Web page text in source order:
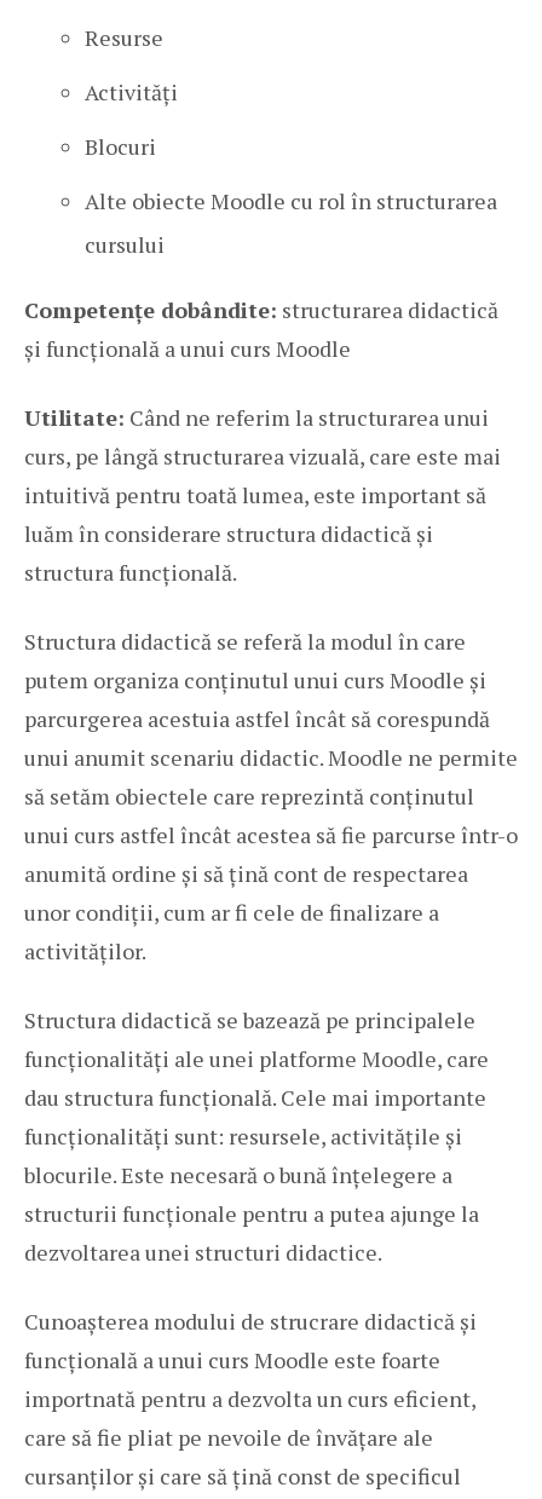
Resurse
Activități
Blocuri
Alte obiecte Moodle cu rol în structurarea
cursului
Competențe dobândite: structurarea didactică
și funcțională a unui curs Moodle
Utilitate: Când ne referim la structurarea unui
curs, pe lângă structurarea vizuală, care este mai
intuitivă pentru toată lumea, este important să
luăm în considerare structura didactică și
structura funcțională.
Structura didactică se referă la modul în care
putem organiza conținutul unui curs Moodle și
parcurgerea acestuia astfel încât să corespundă
unui anumit scenariu didactic. Moodle ne permite
să setăm obiectele care reprezintă conținutul
unui curs astfel încât acestea să fie parcurse într-o
anumită ordine și să țină cont de respectarea
unor condiții, cum ar fi cele de finalizare a
activităților.
Structura didactică se bazează pe principalele
funcționalități ale unei platforme Moodle, care
dau structura funcțională. Cele mai importante
funcționalități sunt: resursele, activitățile și
blocurile. Este necesară o bună înțelegere a
structurii funcționale pentru a putea ajunge la
dezvoltarea unei structuri didactice.
Cunoașterea modului de strucrare didactică și
funcțională a unui curs Moodle este foarte
importnată pentru a dezvolta un curs eficient,
care să fie pliat pe nevoile de învățare ale
cursanților și care să țină const de specificul